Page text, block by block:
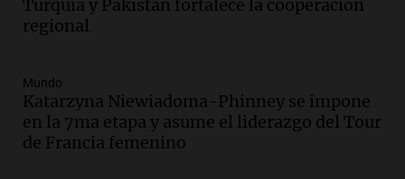
Audio.
Desalojos: propietarios del
Política esquina Economía
Episodios
Audio.Tras atrincherarse, la intendenta
interina de Villa Santa Cruz del Lago
Turquía y Pakistán fortalece la cooperación
regional
Mundo
Katarzyna Niewiadoma-Phinney se impone
en la 7ma etapa y asume el liderazgo del Tour
de Francia femenino